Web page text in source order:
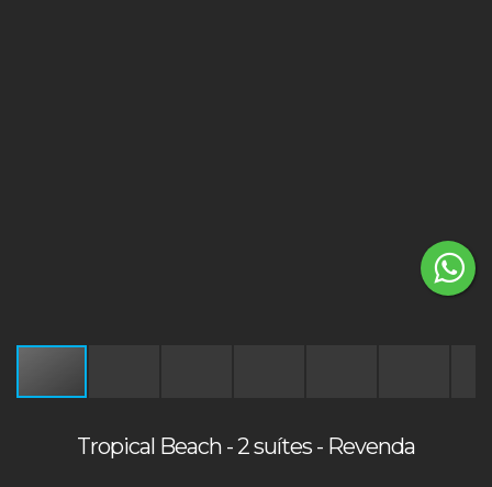
Tropical Beach - 2 suítes - Revenda